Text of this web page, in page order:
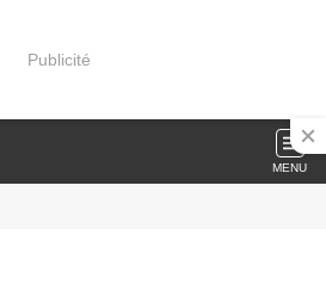
Publicité
MENU